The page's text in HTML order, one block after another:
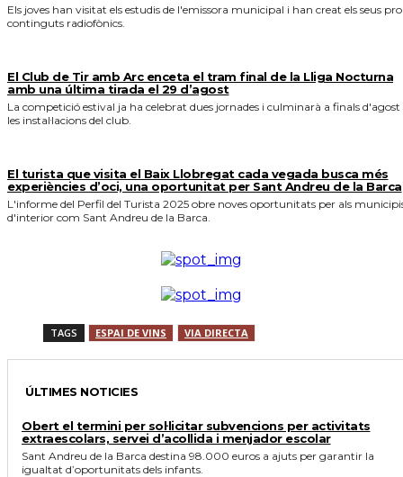
Els joves han visitat els estudis de l'emissora municipal i han creat els seus
continguts radiofònics.
El Club de Tir amb Arc enceta el tram final de la Lliga Nocturna
amb una última tirada el 29 d’agost
La competició estival ja ha celebrat dues jornades i culminarà a finals d'agost
les instal·lacions del club.
El turista que visita el Baix Llobregat cada vegada busca més
experiències d’oci, una oportunitat per Sant Andreu de la Barca
L'informe del Perfil del Turista 2025 obre noves oportunitats per als
d'interior com Sant Andreu de la Barca.
TAGS ESPAI DE VINS VIA DIRECTA
ÚLTIMES NOTICIES
Obert el termini per sol·licitar subvencions per activitats
extraescolars, servei d’acollida i menjador escolar
Sant Andreu de la Barca destina 98.000 euros a ajuts per garantir la
igualtat d’oportunitats dels infants.